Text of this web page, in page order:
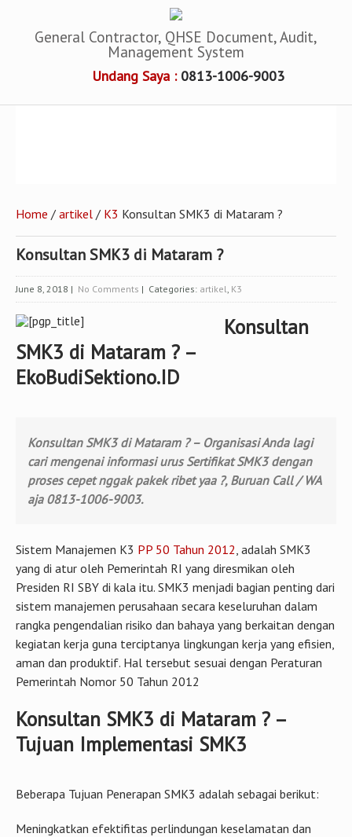
General Contractor, QHSE Document, Audit,
Management System
Undang Saya : 0813-1006-9003
Home / artikel / K3 Konsultan SMK3 di Mataram ?
Konsultan SMK3 di Mataram ?
June 8, 2018 | No Comments | Categories: artikel, K3
Konsultan
SMK3 di Mataram ? –
EkoBudiSektiono.ID
Konsultan SMK3 di Mataram ? – Organisasi Anda lagi
cari mengenai informasi urus Sertifikat SMK3 dengan
proses cepet nggak pakek ribet yaa ?, Buruan Call / WA
aja 0813-1006-9003.
Sistem Manajemen K3 PP 50 Tahun 2012, adalah SMK3
yang di atur oleh Pemerintah RI yang diresmikan oleh
Presiden RI SBY di kala itu. SMK3 menjadi bagian penting dari
sistem manajemen perusahaan secara keseluruhan dalam
rangka pengendalian risiko dan bahaya yang berkaitan dengan
kegiatan kerja guna terciptanya lingkungan kerja yang efisien,
aman dan produktif. Hal tersebut sesuai dengan Peraturan
Pemerintah Nomor 50 Tahun 2012
Konsultan SMK3 di Mataram ? –
Tujuan Implementasi SMK3
Beberapa Tujuan Penerapan SMK3 adalah sebagai berikut:
Meningkatkan efektifitas perlindungan keselamatan dan